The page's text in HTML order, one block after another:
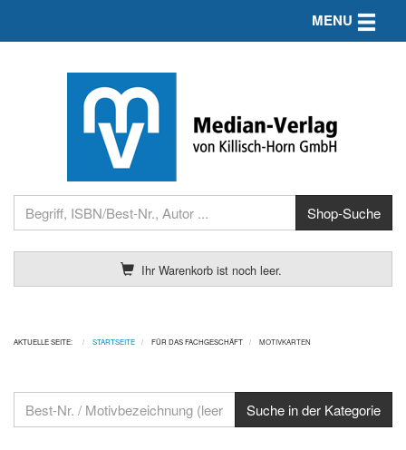
Ihr Warenkorb ist noch leer.
MENU Toggle
AKTUELLE SEITE: STARTSEITE FÜR DAS FACHGESCHÄFT MOTIVKARTEN